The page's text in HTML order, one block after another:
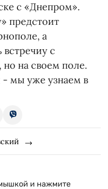
с «Днепром».
предстоит
а
с
но на своем поле.
- мы уже узнаем в
и нажмите